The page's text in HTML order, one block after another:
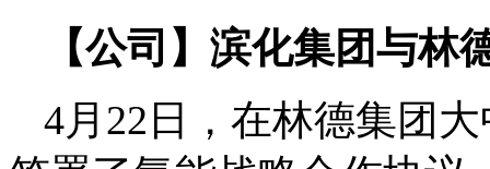
【公司】滨化集团与林
4月22日，在林德集团